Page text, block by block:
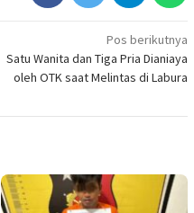
Pos berikutnya
Satu Wanita dan Tiga Pria Dianiaya
oleh OTK saat Melintas di Labura